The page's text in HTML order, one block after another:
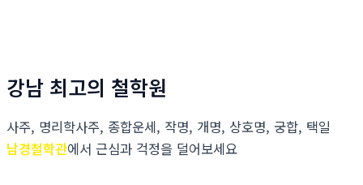
강남 최고의 철학원
사주, 명리학사주, 종합운세, 작명, 개명, 상호명, 궁합, 택일
남경철학관에서 근심과 걱정을 덜어보세요